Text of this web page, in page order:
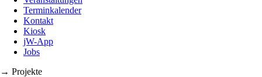
Terminkalender
Kontakt
Kiosk
jW-App
Jobs
→ Projekte